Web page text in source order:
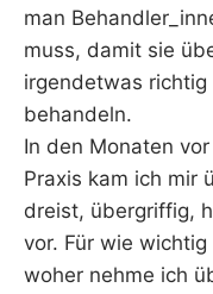
man
muss, damit sie
irgendetwas
behandeln.
In den Monaten
Praxis kam ich mir
dreist, übergriffig,
vor. Für wie
woher nehme ich